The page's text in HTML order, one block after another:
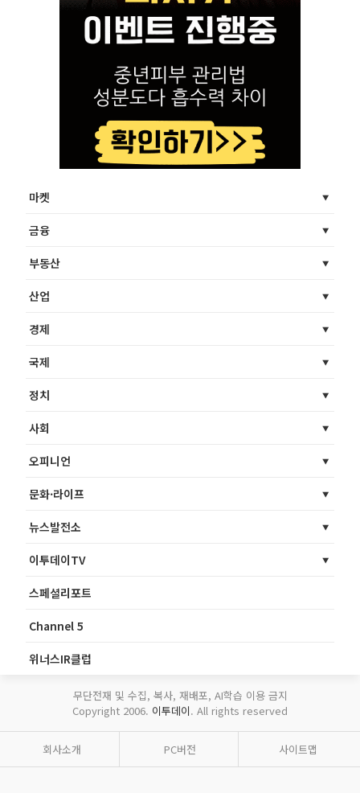
마켓
금융
부동산
산업
경제
국제
정치
사회
오피니언
문화·라이프
뉴스발전소
이투데이TV
스페셜리포트
Channel 5
위너스IR클럽
무단전재 및 수집, 복사, 재배포, AI학습 이용 금지
Copyright 2006. 이투데이. All rights reserved
회사소개 PC버전 사이트맵